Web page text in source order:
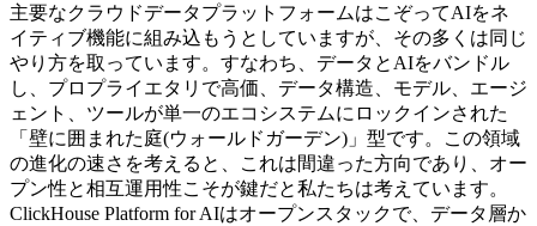
主要なクラウドデータプラットフォームはこぞってAIをネ
イティブ機能に組み込もうとしていますが、その多くは同じ
やり方を取っています。すなわち、データとAIをバンドル
し、プロプライエタリで高価、データ構造、モデル、エージ
ェント、ツールが単一のエコシステムにロックインされた
「壁に囲まれた庭(ウォールドガーデン)」型です。この領域
の進化の速さを考えると、これは間違った方向であり、オー
プン性と相互運用性こそが鍵だと私たちは考えています。
ClickHouse Platform for AIはオープンスタックで、データ層か